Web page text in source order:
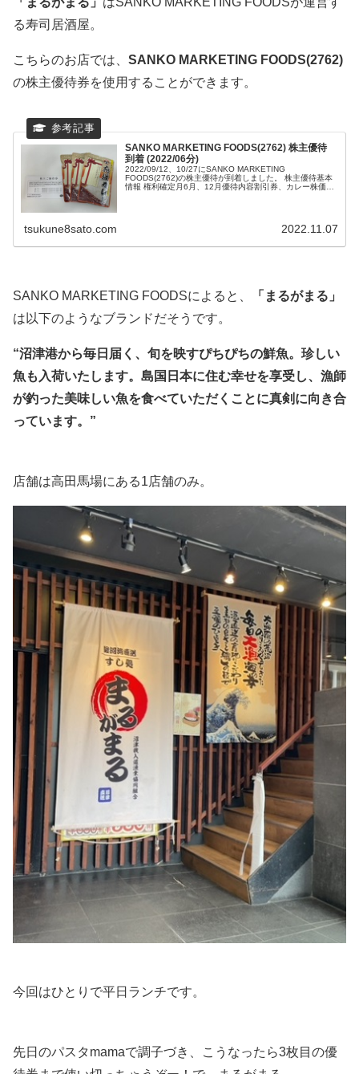
る寿司居酒屋。
こちらのお店では、 SANKO MARKETING FOODS(2762)
の株主優待券を使用することができます。
SANKO MARKETING FOODS(2762) 株主優待
到着 (2022/06分)
2022/09/12、10/27にSANKO MARKETING
FOODS(2762)の株主優待が到着しました。 株主優待基本
情報 権利確定月6月、12月優待内容割引券、カレー株価
tsukune8sato.com 2022.11.07
SANKO MARKETING FOODSによると、
「まるがまる」
は以下のようなブランドだそうです。
“沼津港から毎日届く、旬を映すぴちぴちの鮮魚。珍しい
魚も入荷いたします。島国日本に住む幸せを享受し、漁師
が釣った美味しい魚を食べていただくことに真剣に向き合
っています。”
店舗は高田馬場にある1店舗のみ。
今回はひとりで平日ランチです。
先日のパスタmamaで調子づき、こうなったら3枚目の優